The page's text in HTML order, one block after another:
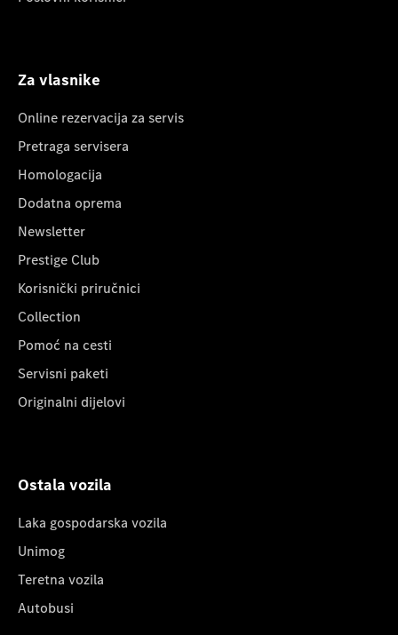
Za vlasnike
Online rezervacija za servis
Pretraga servisera
Homologacija
Dodatna oprema
Newsletter
Prestige Club
Korisnički priručnici
Collection
Pomoć na cesti
Servisni paketi
Originalni dijelovi
Ostala vozila
Laka gospodarska vozila
Unimog
Teretna vozila
Autobusi